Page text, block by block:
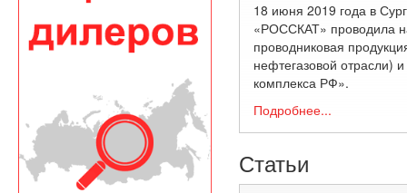
18 июня 2019 года в
«РОССКАТ» проводила
проводниковая
нефтегазовой отрасли)
комплекса РФ».
Подробнее...
Статьи